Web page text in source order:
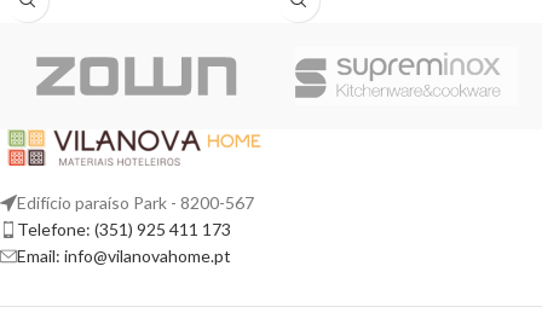
Edifício paraíso Park - 8200-567
Telefone: (351) 925 411 173
Email: info@vilanovahome.pt